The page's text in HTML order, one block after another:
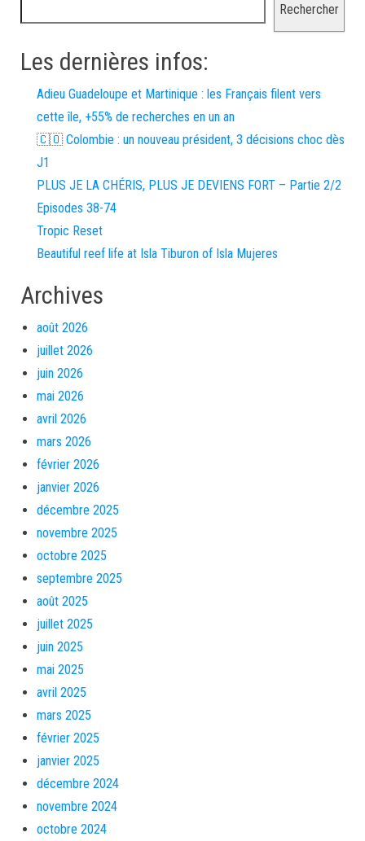
Rechercher
Les dernières infos:
Adieu Guadeloupe et Martinique : les Français filent vers
cette île, +55% de recherches en un an
🇨🇴 Colombie : un nouveau président, 3 décisions choc dès
J1
PLUS JE LA CHÉRIS, PLUS JE DEVIENS FORT – Partie 2/2
Episodes 38-74
Tropic Reset
Beautiful reef life at Isla Tiburon of Isla Mujeres
Archives
août 2026
juillet 2026
juin 2026
mai 2026
avril 2026
mars 2026
février 2026
janvier 2026
décembre 2025
novembre 2025
octobre 2025
septembre 2025
août 2025
juillet 2025
juin 2025
mai 2025
avril 2025
mars 2025
février 2025
janvier 2025
décembre 2024
novembre 2024
octobre 2024